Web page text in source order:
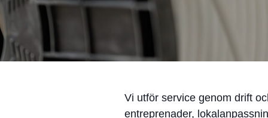
Vi utför service genom drift
entreprenader,